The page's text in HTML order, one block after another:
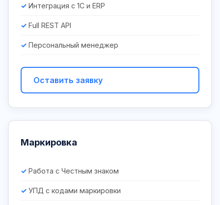
Интеграция с 1С и ERP
Full REST API
Персональный менеджер
Оставить заявку
Маркировка
Работа с Честным знаком
УПД с кодами маркировки